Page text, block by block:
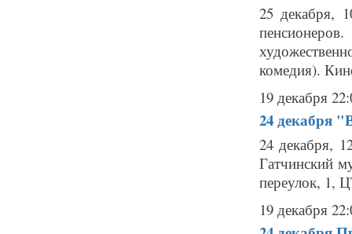
25 декабря,
комедия).
19 декабря
24 декабря
24 декабря,
Гатчинский
переулок,
19 декабря